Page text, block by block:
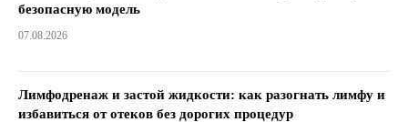
безопасную модель
07.08.2026
Лимфодренаж и застой жидкости: как разогнать лимфу и
избавиться от отеков без дорогих процедур